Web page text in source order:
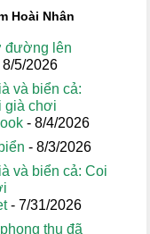
Hoài Nhân
đường lên
8/5/2026
và biển cả:
già chơi
- 8/4/2026
- 8/3/2026
và biển cả: Coi
- 7/31/2026
thu đã